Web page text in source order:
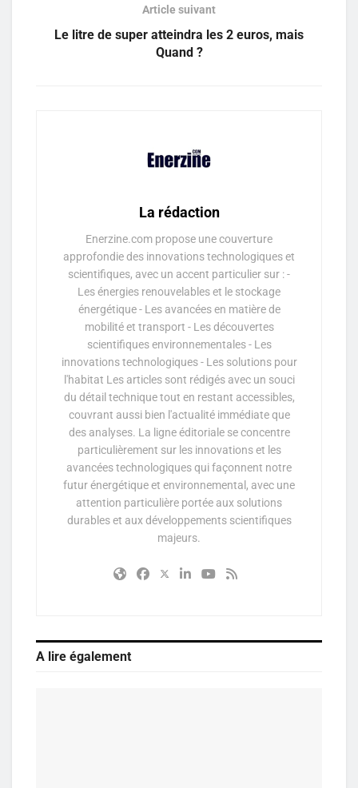
Article suivant
Le litre de super atteindra les 2 euros, mais
Quand ?
La rédaction
Enerzine.com propose une couverture
approfondie des innovations technologiques et
scientifiques, avec un accent particulier sur : -
Les énergies renouvelables et le stockage
énergétique - Les avancées en matière de
mobilité et transport - Les découvertes
scientifiques environnementales - Les
innovations technologiques - Les solutions pour
l'habitat Les articles sont rédigés avec un souci
du détail technique tout en restant accessibles,
couvrant aussi bien l'actualité immédiate que
des analyses. La ligne éditoriale se concentre
particulièrement sur les innovations et les
avancées technologiques qui façonnent notre
futur énergétique et environnemental, avec une
attention particulière portée aux solutions
durables et aux développements scientifiques
majeurs.
A lire également